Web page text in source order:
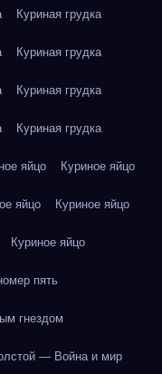
Куриная грудка
Куриная грудка
Куриная грудка
Куриная грудка
яйцо Куриное яйцо
яйцо Куриное яйцо
Куриное яйцо
пять
гнездом
— Война и мир